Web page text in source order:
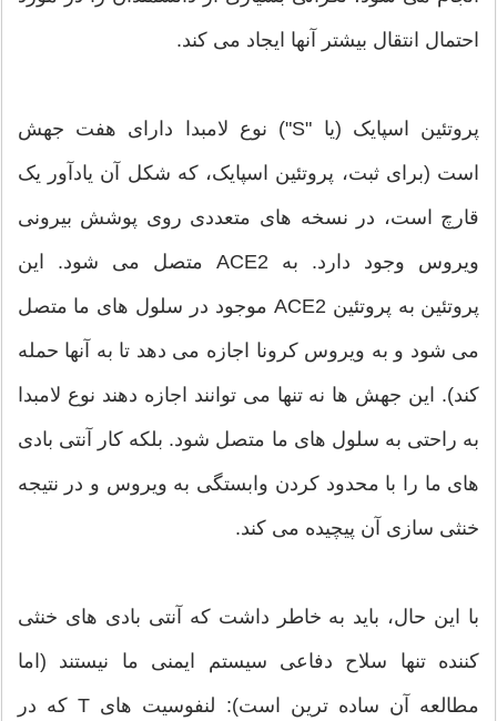
احتمال انتقال بیشتر آنها ایجاد می کند.
پروتئین اسپایک (یا "S") نوع لامبدا دارای هفت جهش
است (برای ثبت، پروتئین اسپایک، که شکل آن یادآور یک
قارچ است، در نسخه های متعددی روی پوشش بیرونی
ویروس وجود دارد. به ACE2 متصل می شود. این
پروتئین به پروتئین ACE2 موجود در سلول های ما متصل
می شود و به ویروس کرونا اجازه می دهد تا به آنها حمله
کند). این جهش ها نه تنها می توانند اجازه دهند نوع لامبدا
به راحتی به سلول های ما متصل شود. بلکه کار آنتی بادی
های ما را با محدود کردن وابستگی به ویروس و در نتیجه
خنثی سازی آن پیچیده می کند.
با این حال، باید به خاطر داشت که آنتی بادی های خنثی
کننده تنها سلاح دفاعی سیستم ایمنی ما نیستند (اما
مطالعه آن ساده ترین است): لنفوسیت های T که در